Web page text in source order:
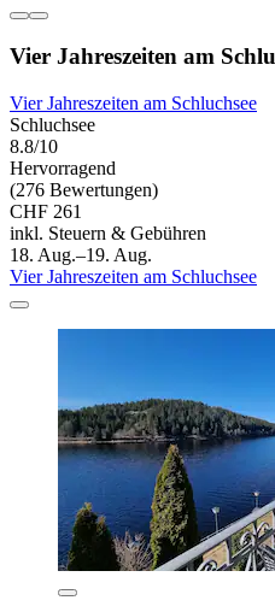
Vier Jahreszeiten am
Vier Jahreszeiten am Schluchsee
Schluchsee
8.8/10
Hervorragend
(276 Bewertungen)
CHF 261
inkl. Steuern & Gebühren
18. Aug.–19. Aug.
Vier Jahreszeiten am Schluchsee